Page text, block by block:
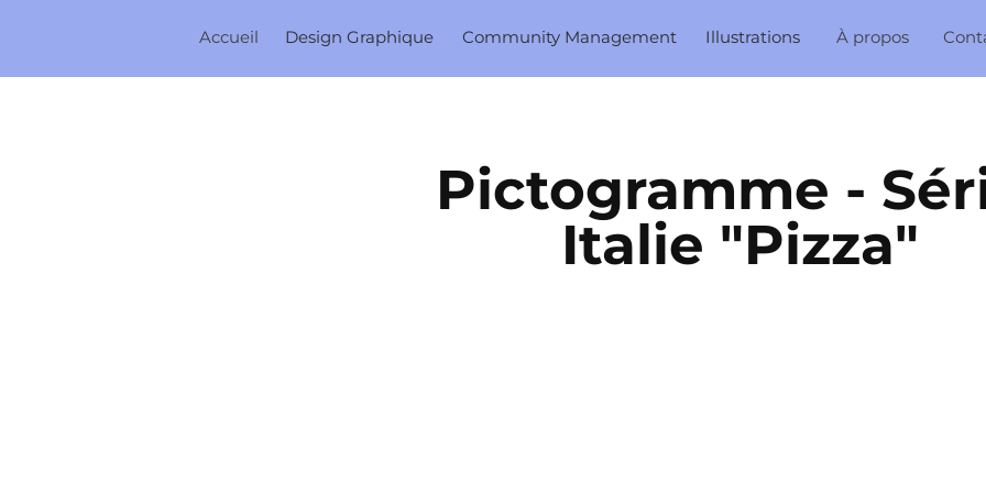
Accueil Design Graphique Community Management Illustrations À propos
Pictogramme -
Italie "Pizza"